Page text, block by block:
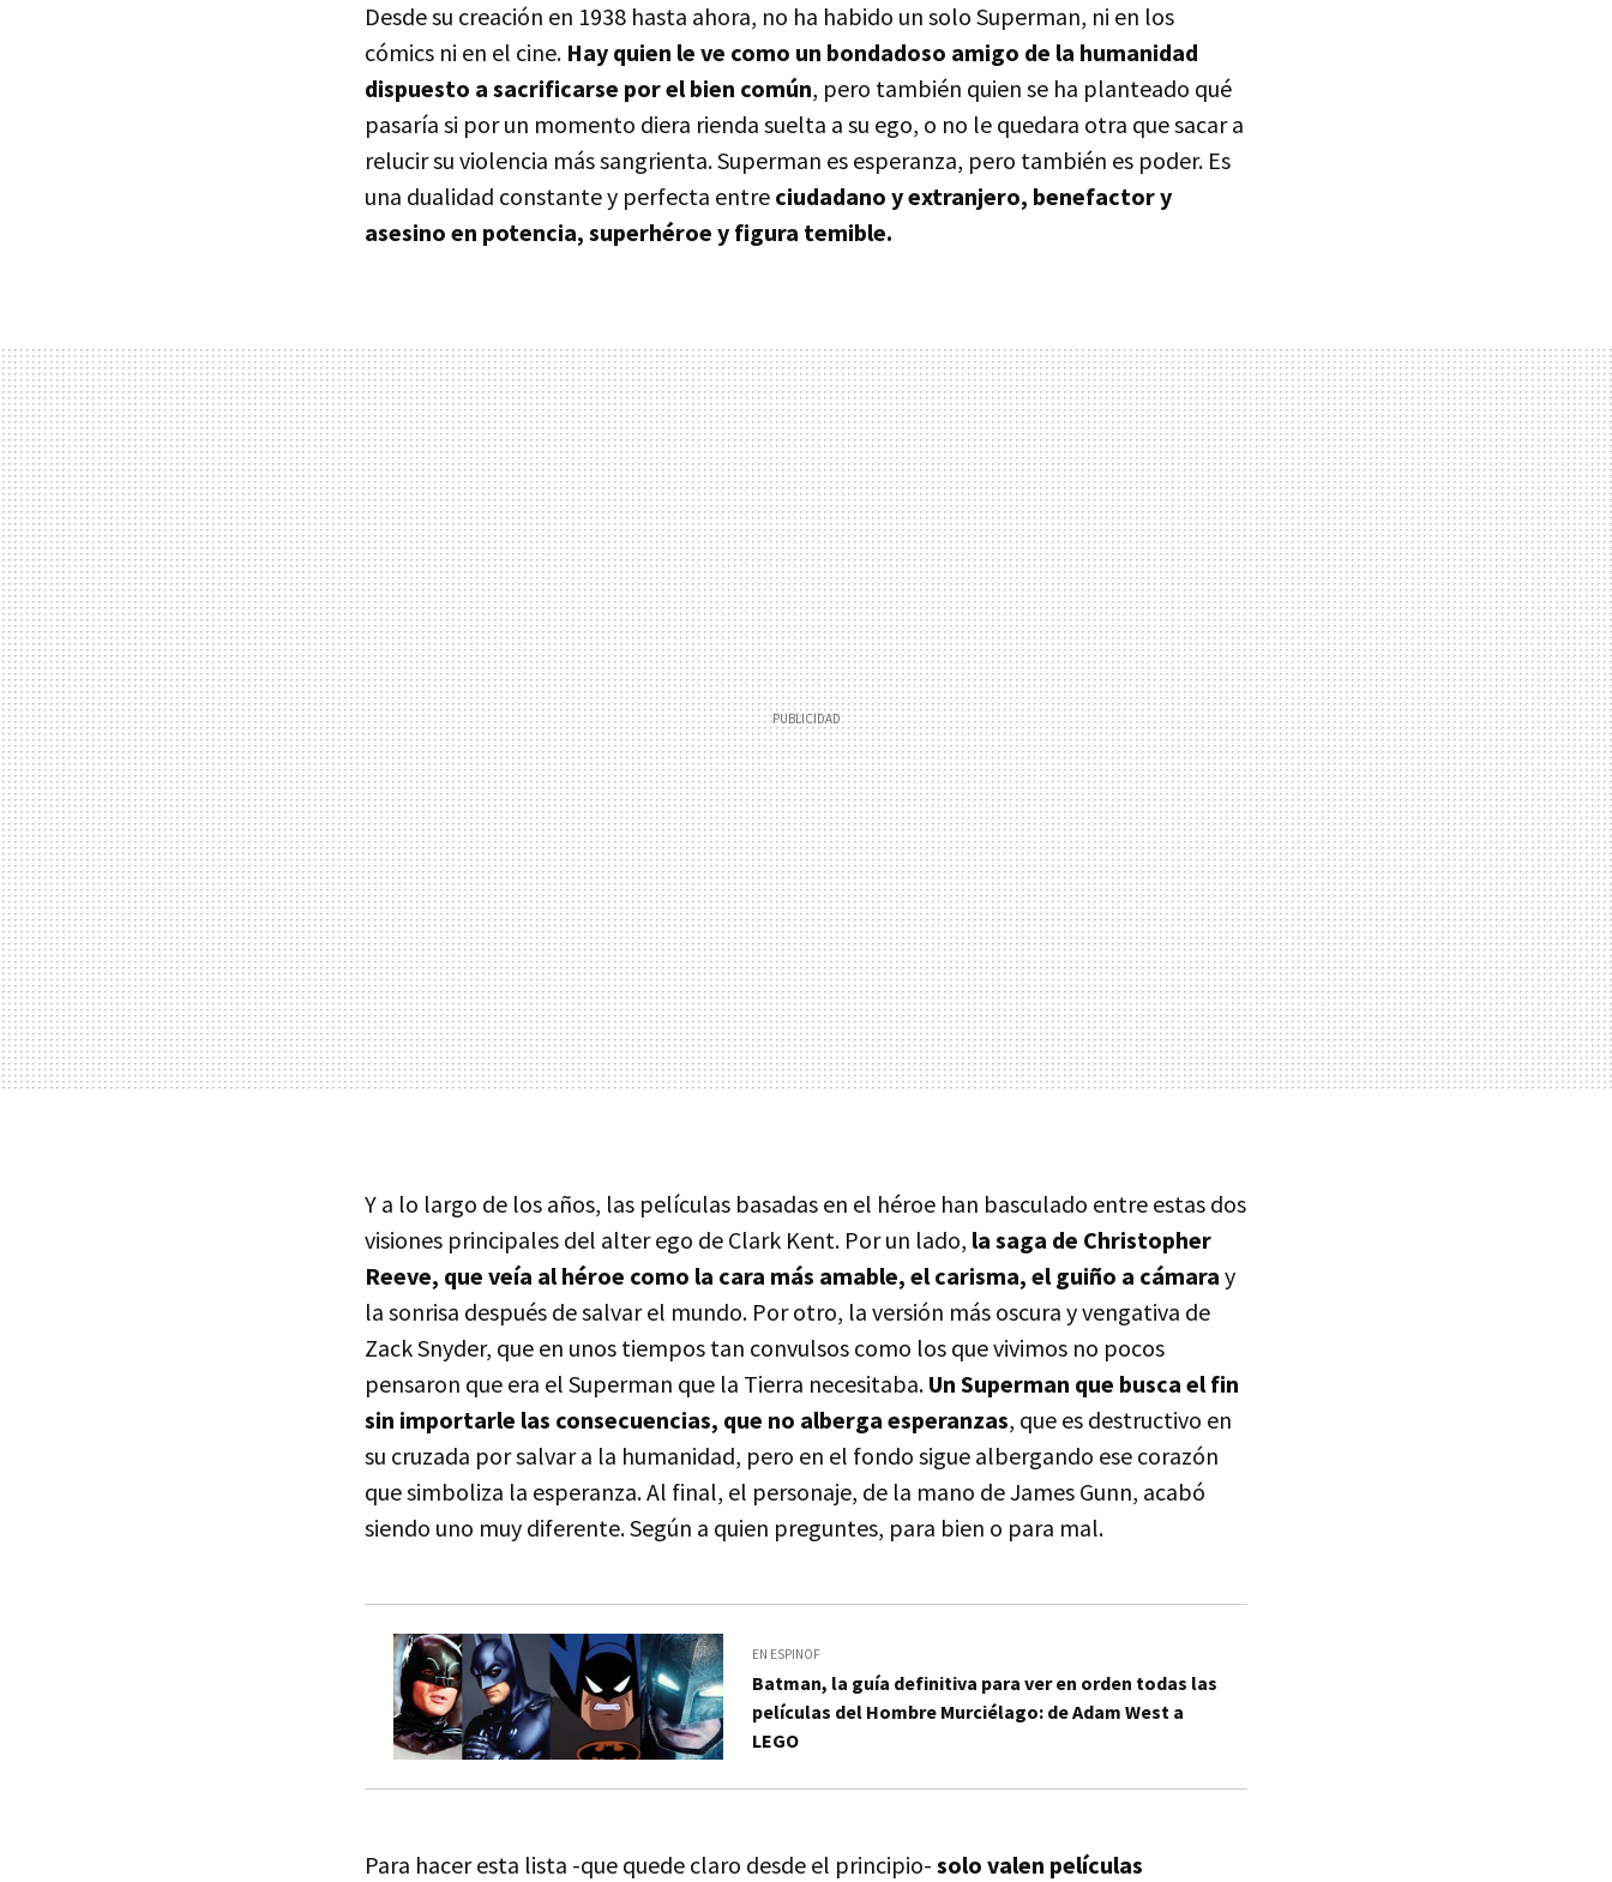
Desde su creación en 1938 hasta ahora, no ha habido un solo Superman, ni en los
cómics ni en el cine. Hay quien le ve como un bondadoso amigo de la humanidad
dispuesto a sacrificarse por el bien común, pero también quien se ha planteado qué
pasaría si por un momento diera rienda suelta a su ego, o no le quedara otra que sacar a
relucir su violencia más sangrienta. Superman es esperanza, pero también es poder. Es
una dualidad constante y perfecta entre ciudadano y extranjero, benefactor y
asesino en potencia, superhéroe y figura temible.
Y a lo largo de los años, las películas basadas en el héroe han basculado entre estas dos
visiones principales del alter ego de Clark Kent. Por un lado, la saga de Christopher
Reeve, que veía al héroe como la cara más amable, el carisma, el guiño a cámara y
la sonrisa después de salvar el mundo. Por otro, la versión más oscura y vengativa de
Zack Snyder, que en unos tiempos tan convulsos como los que vivimos no pocos
pensaron que era el Superman que la Tierra necesitaba. Un Superman que busca el fin
sin importarle las consecuencias, que no alberga esperanzas, que es destructivo en
su cruzada por salvar a la humanidad, pero en el fondo sigue albergando ese corazón
que simboliza la esperanza. Al final, el personaje, de la mano de James Gunn, acabó
siendo uno muy diferente. Según a quien preguntes, para bien o para mal.
EN ESPINOF
Batman, la guía definitiva para ver en orden todas las
películas del Hombre Murciélago: de Adam West a
LEGO
Para hacer esta lista -que quede claro desde el principio- solo valen películas